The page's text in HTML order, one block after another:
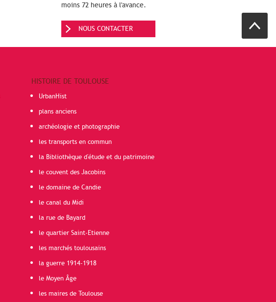
moins 72 heures à l'avance.
NOUS CONTACTER
HISTOIRE DE TOULOUSE
UrbanHist
plans anciens
archéologie et photographie
les transports en commun
la Bibliothèque d'étude et du patrimoine
le couvent des Jacobins
le domaine de Candie
le canal du Midi
la rue de Bayard
le quartier Saint-Etienne
les marchés toulousains
la guerre 1914-1918
le Moyen Âge
les maires de Toulouse